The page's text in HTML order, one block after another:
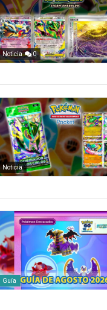
Noticia 0
Noticia
Guía